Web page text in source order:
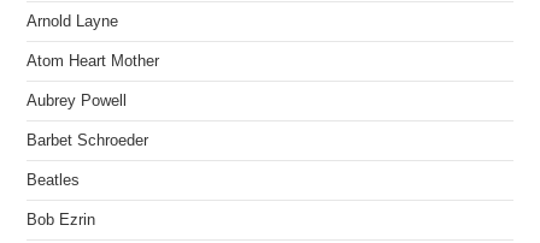
Arnold Layne
Atom Heart Mother
Aubrey Powell
Barbet Schroeder
Beatles
Bob Ezrin